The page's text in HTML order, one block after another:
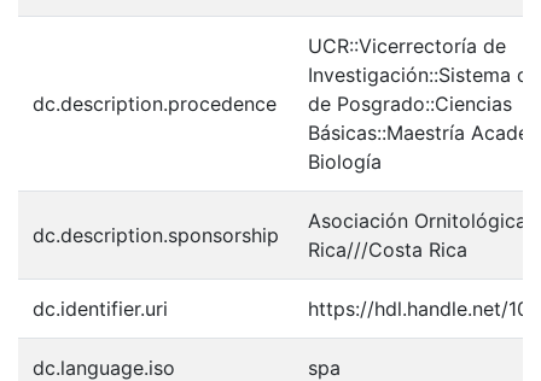
dc.description.procedence
UCR::Vicerrectoría de
Investigación::Sistema
de Posgrado::Ciencias
Básicas::Maestría
Biología
dc.description.sponsorship
Asociación Ornitológica
Rica///Costa Rica
dc.identifier.uri https://hdl.handle.net/
dc.language.iso spa